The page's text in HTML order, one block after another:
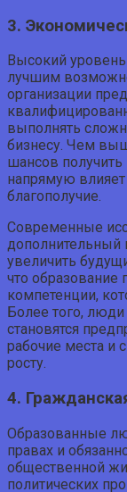
3.
Высокий
лучшим
организации
выполнять
бизнесу. Чем
шансов
напрямую
благополучие.
Современные
дополнительный
увеличить
что
компетенции,
Более того,
становятся
рабочие места и
росту.
4.
Образованные
правах и
общественной
политических